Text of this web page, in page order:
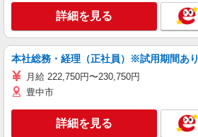
詳細を見る
本社総務・経理（正社員）※試用期間あり
月給 222,750円〜230,750円
豊中市
詳細を見る